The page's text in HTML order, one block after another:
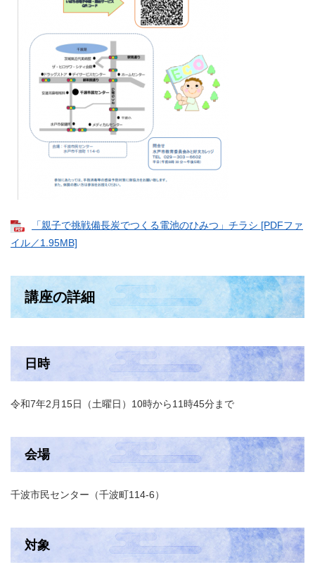
「親子で挑戦備長炭でつくる電池のひみつ」チラシ [PDFファ
イル／1.95MB]
講座の詳細
日時
令和7年2月15日（土曜日）10時から11時45分まで
会場
千波市民センター（千波町114-6）
対象